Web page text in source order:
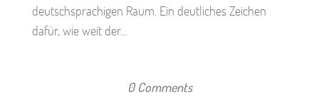
deutschsprachigen Raum. Ein deutliches Zeichen
dafür, wie weit der...
0 Comments